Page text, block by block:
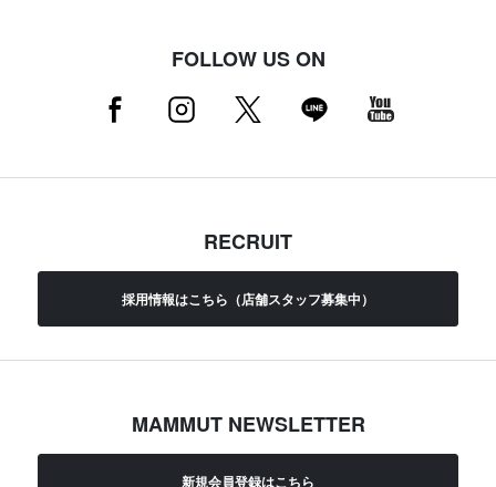
FOLLOW US ON
RECRUIT
採用情報はこちら（店舗スタッフ募集中）
MAMMUT NEWSLETTER
新規会員登録はこちら